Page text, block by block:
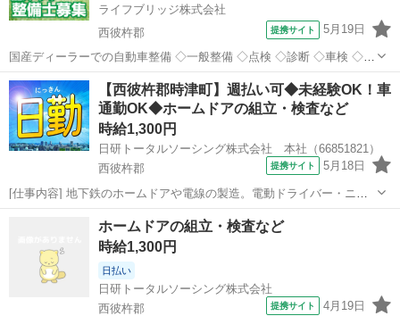
ライフブリッジ株式会社
西彼杵郡
提携サイト 5月19日
国産ディーラーでの自動車整備 ◇一般整備 ◇点検 ◇診断 ◇車検 ◇部
品取り付け 派遣社員 正社員登用あり、昇給有り、社会保険完備、各種
手当支給、制服貸与、資格取得支援制度有り □ 2級整備資格必須 □ 整
備経験1年以...
長崎 西彼杵郡 工場
【西彼杵郡時津町】週払い可◆未経験OK！車
通勤OK◆ホームドアの組立・検査など
時給1,300円
日研トータルソーシング株式会社 本社（66851821）
西彼杵郡
提携サイト 5月18日
[仕事内容] 地下鉄のホームドアや電線の製造。電動ドライバー・ニッ
パー・圧着工具などを使用した組立、検査、その他付随する作業。 ※
業務の変更、就業場所の変更の範囲、契約更新の基準については面談
時にお伝えします。 ◎この他...
工場
ホームドアの組立・検査など
時給1,300円
日払い
日研トータルソーシング株式会社
西彼杵郡
提携サイト 4月19日